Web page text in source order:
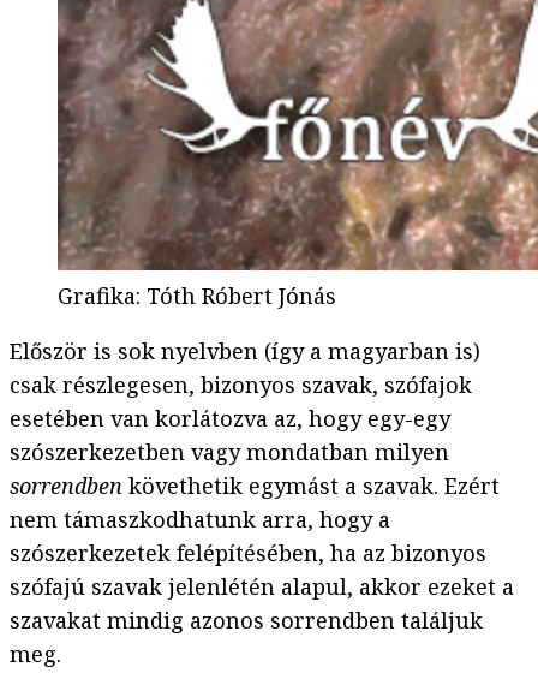
Grafika: Tóth Róbert Jónás
Először is sok nyelvben (így a magyarban is)
csak részlegesen, bizonyos szavak, szófajok
esetében van korlátozva az, hogy egy-egy
szószerkezetben vagy mondatban milyen
sorrendben követhetik egymást a szavak. Ezért
nem támaszkodhatunk arra, hogy a
szószerkezetek felépítésében, ha az bizonyos
szófajú szavak jelenlétén alapul, akkor ezeket a
szavakat mindig azonos sorrendben találjuk
meg.